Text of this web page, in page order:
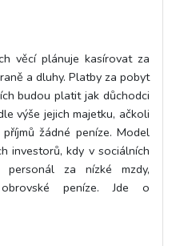
věcí plánuje kasírovat za
a dluhy. Platby za pobyt
budou platit jak důchodci
výše jejich majetku, ačkoli
žádné peníze. Model
investorů, kdy v sociálních
personál za nízké mzdy,
peníze. Jde o